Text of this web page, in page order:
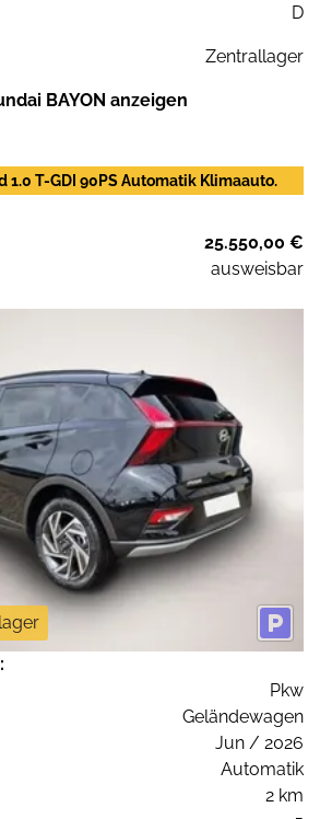
D
Zentrallager
BAYON anzeigen
1.0 T-GDI 90PS Automatik Klimaauto.
25.550,00 €
ausweisbar
Pkw
Geländewagen
Jun / 2026
Automatik
2 km